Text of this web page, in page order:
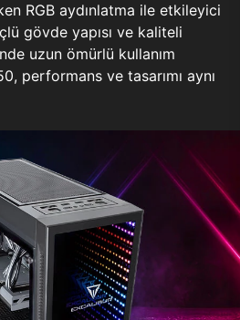
RGB aydınlatma ile etkileyici
gövde yapısı ve kaliteli
uzun ömürlü kullanım
performans ve tasarımı aynı